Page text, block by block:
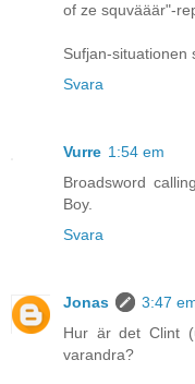
of ze squvääär"-
Sufjan-situationen
Svara
Vurre 1:54 em
Broadsword
Boy.
Svara
Jonas
3:47
Hur är det Clint
varandra?